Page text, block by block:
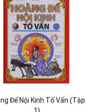
Đế Nội Kinh Tố Vấn (Tập